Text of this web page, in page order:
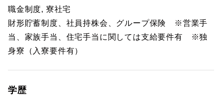
職金制度, 寮社宅
財形貯蓄制度、社員持株会、グループ保険 ※営業手
当、家族手当、住宅手当に関しては支給要件有 ※独
身寮（入寮要件有）
学歴